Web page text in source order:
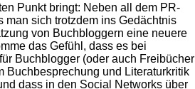
Punkt bringt: Neben all dem PR-
man sich trotzdem ins Gedächtnis
von Buchbloggern eine neuere
das Gefühl, dass es bei
Buchblogger (oder auch Freibücher
Buchbesprechung und Literaturkritik
dass in den Social Networks über